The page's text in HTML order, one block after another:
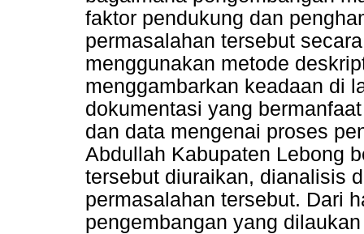
faktor pendukung dan
permasalahan tersebut
menggunakan metode
menggambarkan keadaan di
dokumentasi yang
dan data mengenai proses
Abdullah Kabupaten Lebong
tersebut diuraikan, dianalisis
permasalahan tersebut. Dari
pengembangan yang